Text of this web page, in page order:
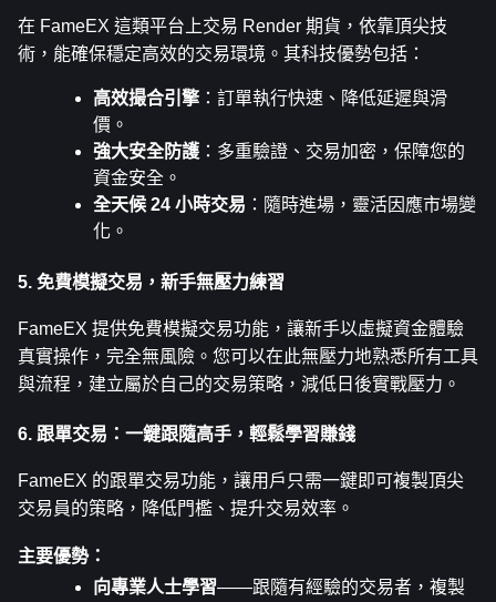
在 FameEX 這類平台上交易 Render 期貨，依靠頂尖技
術，能確保穩定高效的交易環境。其科技優勢包括：
高效撮合引擎 ：訂單執行快速、降低延遲與滑
價。
強大安全防護 ：多重驗證、交易加密，保障您的
資金安全。
全天候 24 小時交易 ：隨時進場，靈活因應市場變
化。
5. 免費模擬交易，新手無壓力練習
FameEX 提供免費模擬交易功能，讓新手以虛擬資金體驗
真實操作，完全無風險。您可以在此無壓力地熟悉所有工具
與流程，建立屬於自己的交易策略，減低日後實戰壓力。
6. 跟單交易：一鍵跟隨高手，輕鬆學習賺錢
FameEX 的跟單交易功能，讓用戶只需一鍵即可複製頂尖
交易員的策略，降低門檻、提升交易效率。
主要優勢：
向專業人士學習——跟隨有經驗的交易者，複製